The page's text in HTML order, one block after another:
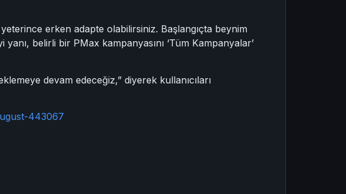
erken adapte olabilirsiniz. Başlangıçta beynim
belirli bir PMax kampanyasını ‘Tüm Kampanyalar’
devam edeceğiz,” diyerek kullanıcıları
443067